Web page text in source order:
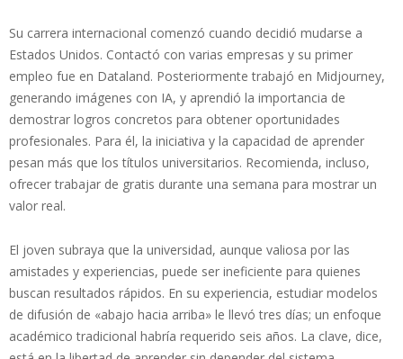
Su carrera internacional comenzó cuando decidió mudarse a
Estados Unidos. Contactó con varias empresas y su primer
empleo fue en Dataland. Posteriormente trabajó en Midjourney,
generando imágenes con IA, y aprendió la importancia de
demostrar logros concretos para obtener oportunidades
profesionales. Para él, la iniciativa y la capacidad de aprender
pesan más que los títulos universitarios. Recomienda, incluso,
ofrecer trabajar de gratis durante una semana para mostrar un
valor real.
El joven subraya que la universidad, aunque valiosa por las
amistades y experiencias, puede ser ineficiente para quienes
buscan resultados rápidos. En su experiencia, estudiar modelos
de difusión de «abajo hacia arriba» le llevó tres días; un enfoque
académico tradicional habría requerido seis años. La clave, dice,